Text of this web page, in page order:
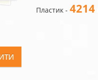
Пластик - 4214